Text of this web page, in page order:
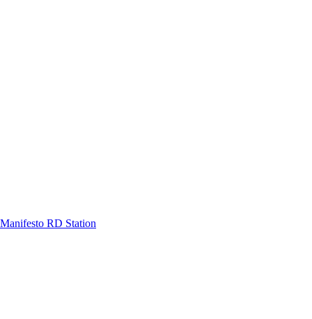
Manifesto RD Station